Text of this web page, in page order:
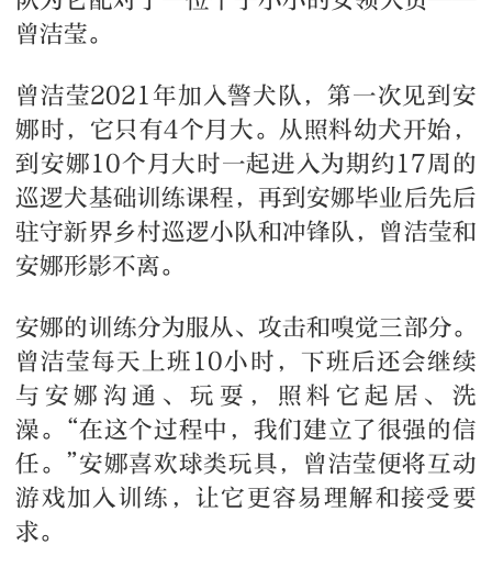
曾洁莹。
曾洁莹2021年加入警犬队，第一次见到安
娜时，它只有4个月大。从照料幼犬开始，
到安娜10个月大时一起进入为期约17周的
巡逻犬基础训练课程，再到安娜毕业后先后
驻守新界乡村巡逻小队和冲锋队，曾洁莹和
安娜形影不离。
安娜的训练分为服从、攻击和嗅觉三部分。
曾洁莹每天上班10小时，下班后还会继续
与安娜沟通、玩耍，照料它起居、洗
澡。“在这个过程中，我们建立了很强的信
任。”安娜喜欢球类玩具，曾洁莹便将互动
游戏加入训练，让它更容易理解和接受要
求。